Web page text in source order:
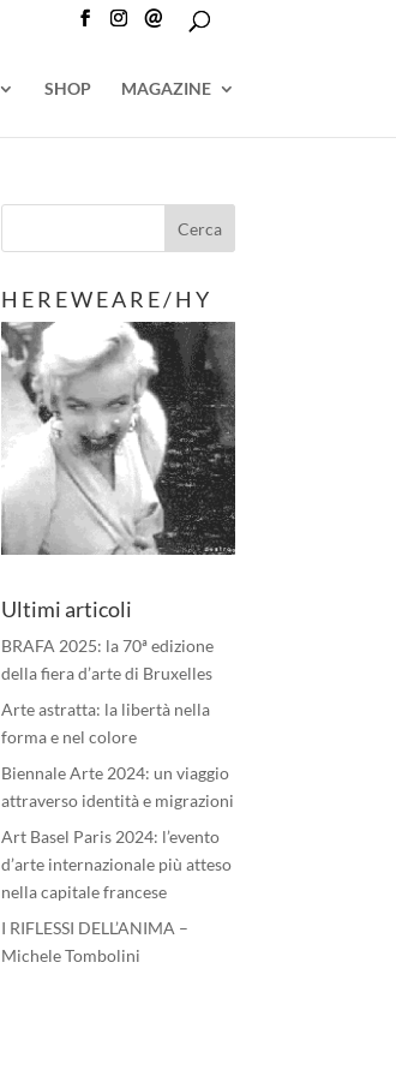
@
SHOP MAGAZINE
H E R E W E A R E / H Y
Ultimi articoli
BRAFA 2025: la 70ª edizione
della fiera d’arte di Bruxelles
Arte astratta: la libertà nella
forma e nel colore
Biennale Arte 2024: un viaggio
attraverso identità e migrazioni
Art Basel Paris 2024: l’evento
d’arte internazionale più atteso
nella capitale francese
I RIFLESSI DELL’ANIMA –
Michele Tombolini